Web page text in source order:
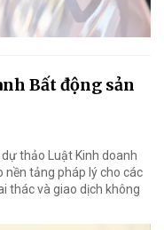
Bất động sản
thảo Luật Kinh doanh
nền tảng pháp lý cho các
thác và giao dịch không